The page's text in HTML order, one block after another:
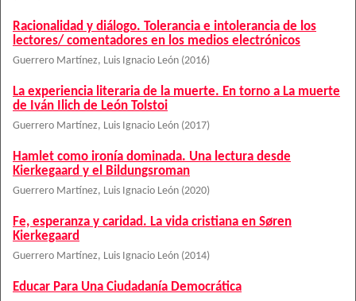
Racionalidad y diálogo. Tolerancia e intolerancia de los
lectores/ comentadores en los medios electrónicos
Guerrero Martínez, Luis Ignacio León (2016)
La experiencia literaria de la muerte. En torno a La muerte
de Iván Ilich de León Tolstoi
Guerrero Martínez, Luis Ignacio León (2017)
Hamlet como ironía dominada. Una lectura desde
Kierkegaard y el Bildungsroman
Guerrero Martínez, Luis Ignacio León (2020)
Fe, esperanza y caridad. La vida cristiana en Søren
Kierkegaard
Guerrero Martínez, Luis Ignacio León (2014)
Educar Para Una Ciudadanía Democrática